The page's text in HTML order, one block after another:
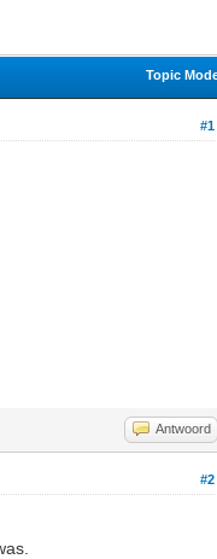
Topic
#1
Antwoord
#2